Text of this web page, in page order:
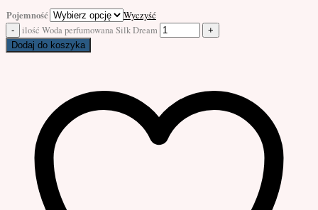
Pojemność
Wyczyść
ilość Woda perfumowana Silk Dream
Dodaj do koszyka